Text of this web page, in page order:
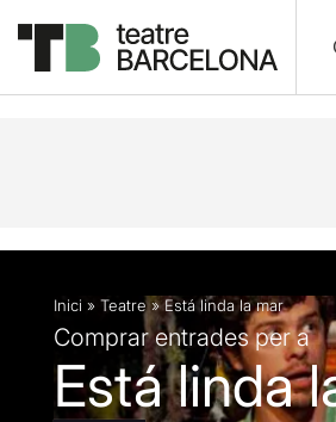
Descripció Fitxa artística
Inici » Teatre»Está linda la mar
Comprar entrades per a
Está linda